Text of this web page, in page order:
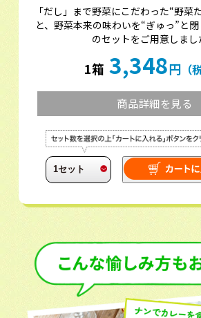
「だし」まで野菜にこだわった“野菜
と、野菜本来の味わいを“ぎゅっ”と
のセットをご用意しまし
1箱 3,348円（
商品詳細を見る